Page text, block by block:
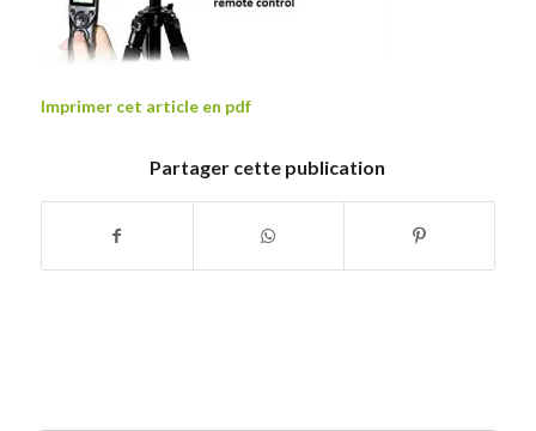
Imprimer cet article en pdf
Partager cette publication